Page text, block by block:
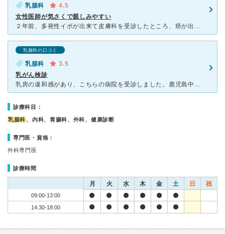
乳腺科
4.5
女性医師が気さくで親しみやすい
２年前、多発性イボが出来て皮膚科を受診したところ、癌が出来ている可能性があるから全身の検査をしてきなさいと助言されました。 内科、外科、脳外科・・・と巡ったのですが、どこでも異常なし。 最後に赴い
乳腺科の口コミ
乳腺科
3.5
乳がん検診
乳房の違和感があり、こちらの病院を受診しました。鹿児島中央駅の近くにあり、電車やバス通りにあるため公共交通機関を利用しての受診にはとても便利な場所です。診察は乳房のエコーとマンモグラフィをしました。午
診療科目：
乳腺科 、内科、胃腸科、外科、健康診断
専門医・資格：
外科専門医
診療時間
月 火 水 木 金 土 日 祝
09:00-13:00
14:30-18:00